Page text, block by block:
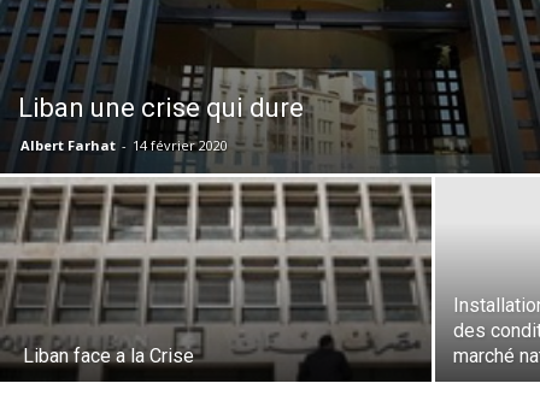
Liban une crise qui dure
Albert Farhat - 14 février 2020
Liban face a la Crise
des
marché